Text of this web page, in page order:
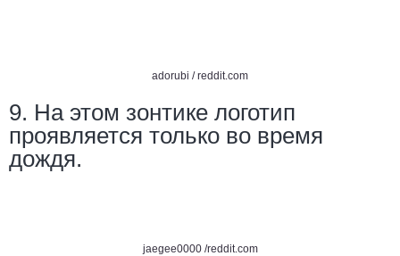
adorubi /reddit.com
9. На этом зонтике логотип
проявляется только во время
дождя.
jaegee0000 /reddit.com